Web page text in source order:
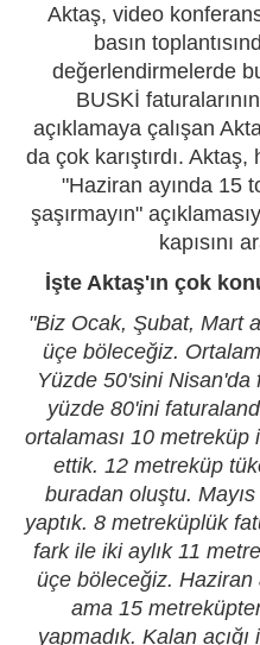
Aktaş, video
basın
değerlendirmelerde
BUSKİ
açıklamaya çalışan
da çok karıştırdı.
"Haziran ayında 15
şaşırmayın"
kapısını
İşte Aktaş'ın çok
"Biz Ocak, Şubat, Mart
üçe böleceğiz.
Yüzde 50'sini Nisan'da
yüzde 80'ini
ortalaması 10 metreküp
ettik. 12 metreküp
buradan oluştu.
yaptık. 8 metreküplük
fark ile iki aylık 11
üçe böleceğiz. Haziran
ama 15
yapmadık. Kalan